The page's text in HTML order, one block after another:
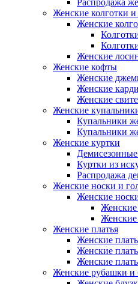
Распродажа
Женские колготки
Женские
Женские
Женские кофты
Женские
Женские
Женские
Женские
Купальники
Купальники
Женские куртки
Куртки из
Распродажа
Женские носки и
Женские
Женские
Женские
Женские платья
Женские
Женские
Женские
Женские рубашки и